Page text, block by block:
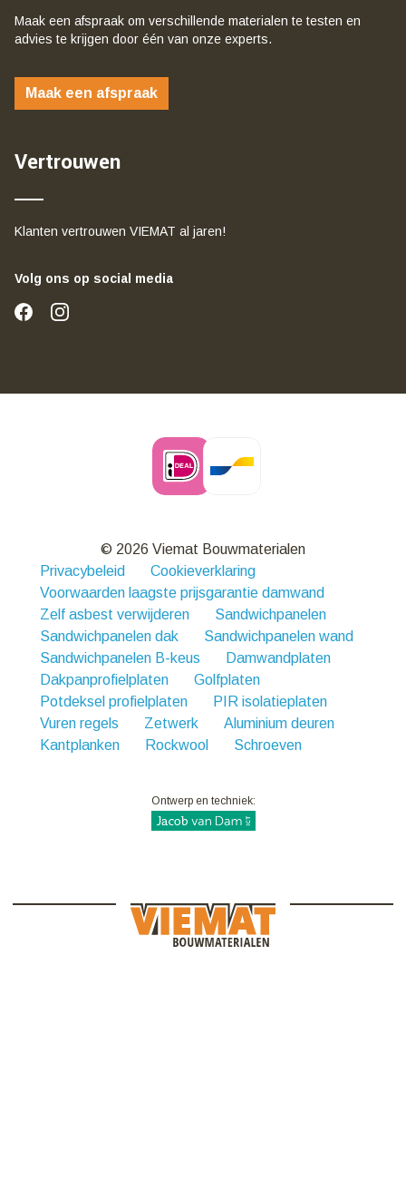
Maak een afspraak om verschillende materialen te testen en
advies te krijgen door één van onze experts.
Maak een afspraak
Vertrouwen
Klanten vertrouwen VIEMAT al jaren!
Volg ons op social media
© 2026 Viemat Bouwmaterialen
Privacybeleid
Cookieverklaring
Voorwaarden laagste prijsgarantie damwand
Zelf asbest verwijderen
Sandwichpanelen
Sandwichpanelen dak
Sandwichpanelen wand
Sandwichpanelen B-keus
Damwandplaten
Dakpanprofielplaten
Golfplaten
Potdeksel profielplaten
PIR isolatieplaten
Vuren regels
Zetwerk
Aluminium deuren
Kantplanken
Rockwool Schroeven
Ontwerp en techniek: